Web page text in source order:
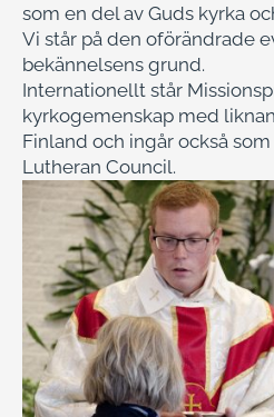
som en del av Guds kyrka
Vi står på den oförändrade
bekännelsens grund.
Internationellt står
kyrkogemenskap med
Finland och ingår också
Lutheran Council.